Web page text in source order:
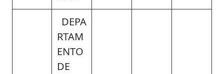
DEPA
RTAM
ENTO
DE